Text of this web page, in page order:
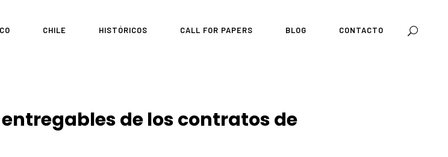
CHILE HISTÓRICOS CALL FOR PAPERS BLOG CONTACTO
de los contratos de